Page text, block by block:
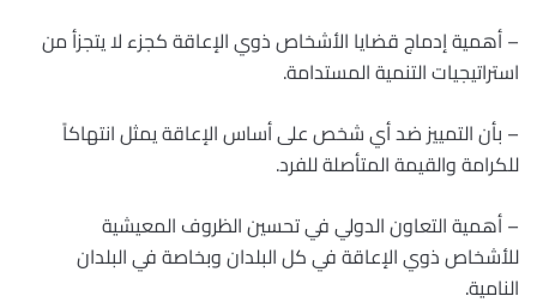
– أهمية إدماج قضايا الأشخاص ذوي الإعاقة كجزء لا يتجزأ من
استراتيجيات التنمية المستدامة.
– بأن التمييز ضد أي شخص على أساس الإعاقة يمثل انتهاكاً
للكرامة والقيمة المتأصلة للفرد.
– أهمية التعاون الدولي في تحسين الظروف المعيشية
للأشخاص ذوي الإعاقة في كل البلدان وبخاصة في البلدان
النامية.